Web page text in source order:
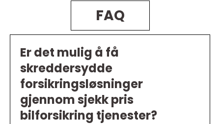
FAQ
Er det mulig å få
skreddersydde
forsikringsløsninger
gjennom sjekk pris
bilforsikring tjenester?